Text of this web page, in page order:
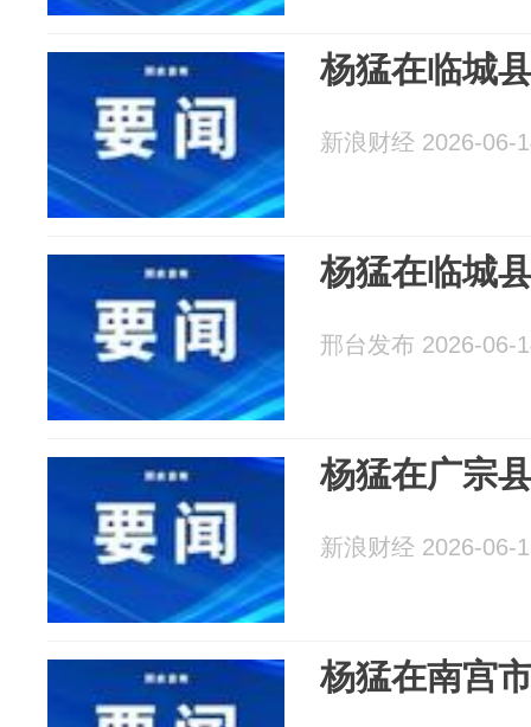
杨猛在临城
新浪财经 2026-06-
杨猛在临城
邢台发布 2026-06-
杨猛在广宗
新浪财经 2026-06-
杨猛在南宫